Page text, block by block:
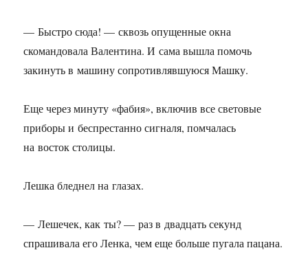
— Быстро сюда! — сквозь опущенные окна
скомандовала Валентина. И сама вышла помочь
закинуть в машину сопротивлявшуюся Машку.
Еще через минуту «фабия», включив все световые
приборы и беспрестанно сигналя, помчалась
на восток столицы.
Лешка бледнел на глазах.
— Лешечек, как ты? — раз в двадцать секунд
спрашивала его Ленка, чем еще больше пугала пацана.